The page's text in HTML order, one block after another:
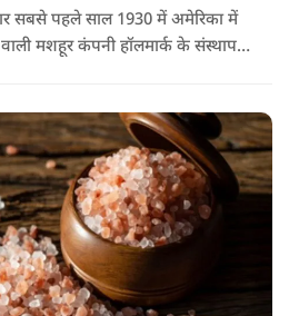
सबसे पहले साल 1930 में अमेरिका में
वाली मशहूर कंपनी हॉलमार्क के संस्थापक